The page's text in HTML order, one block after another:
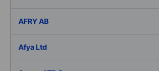
AFRY AB
Afya Ltd